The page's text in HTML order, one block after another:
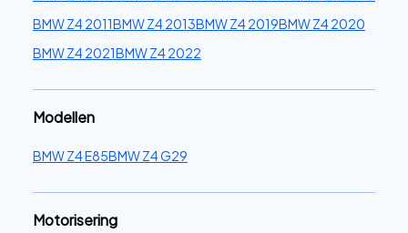
BMW Z4 2011BMW Z4 2013BMW Z4 2019BMW Z4 2020
BMW Z4 2021BMW Z4 2022
Modellen
BMW Z4 E85BMW Z4 G29
Motorisering